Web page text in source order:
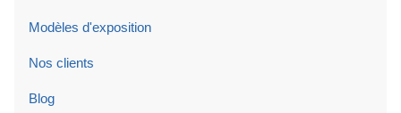
Modèles d'exposition
Nos clients
Blog